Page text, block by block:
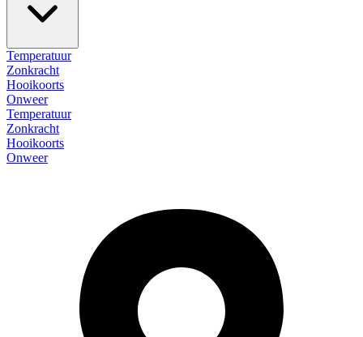
Temperatuur
Zonkracht
Hooikoorts
Onweer
Temperatuur
Zonkracht
Hooikoorts
Onweer